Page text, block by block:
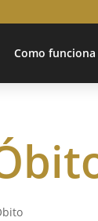
Como funciona